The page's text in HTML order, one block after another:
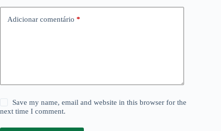
Adicionar comentário *
Save my name, email and website in this browser for the
next time I comment.